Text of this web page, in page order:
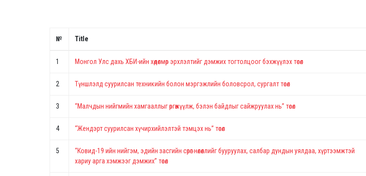
№ Title
1 Монгол Улс дахь ХБИ-ийн хөдөлмөр эрхлэлтийг дэмжих тогтолцоог бэхжүүлэх төсөл
2 Түншлэлд суурилсан техникийн болон мэргэжлийн боловсрол, сургалт төсөл
3 “Малчдын нийгмийн хамгааллыг өргөжүүлж, бэлэн байдлыг сайжруулах нь” төсөл
4 “Жендэрт суурилсан хүчирхийлэлтэй тэмцэх нь” төсөл
5
“Ковид-19 ийн нийгэм, эдийн засгийн сөрөг нөлөөллийг бууруулах, салбар дундын уялдаа, хүртээмжтэй
хариу арга хэмжээг дэмжих” төсөл